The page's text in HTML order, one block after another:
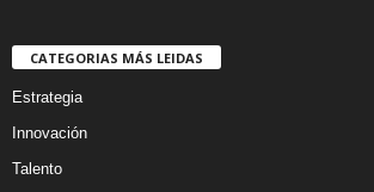
CATEGORIAS MÁS LEIDAS
Estrategia
Innovación
Talento